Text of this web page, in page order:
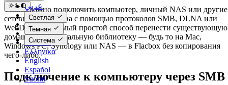
عربي
Català
Čeština
Dansk
Deutsch
Ελληνικά
English
Español
Suomi
Светлая
Темная
Система
Также можно подключить компьютер, личный NAS или другие
сетевые устройства с помощью протоколов SMB, DLNA или
WebDAV. Это самый простой способ перенести существующую
домашнюю музыкальную библиотеку — будь то на Mac,
Windows PC, Synology или NAS — в Flacbox без копирования
чего-либо.
Подключение к компьютеру через SMB